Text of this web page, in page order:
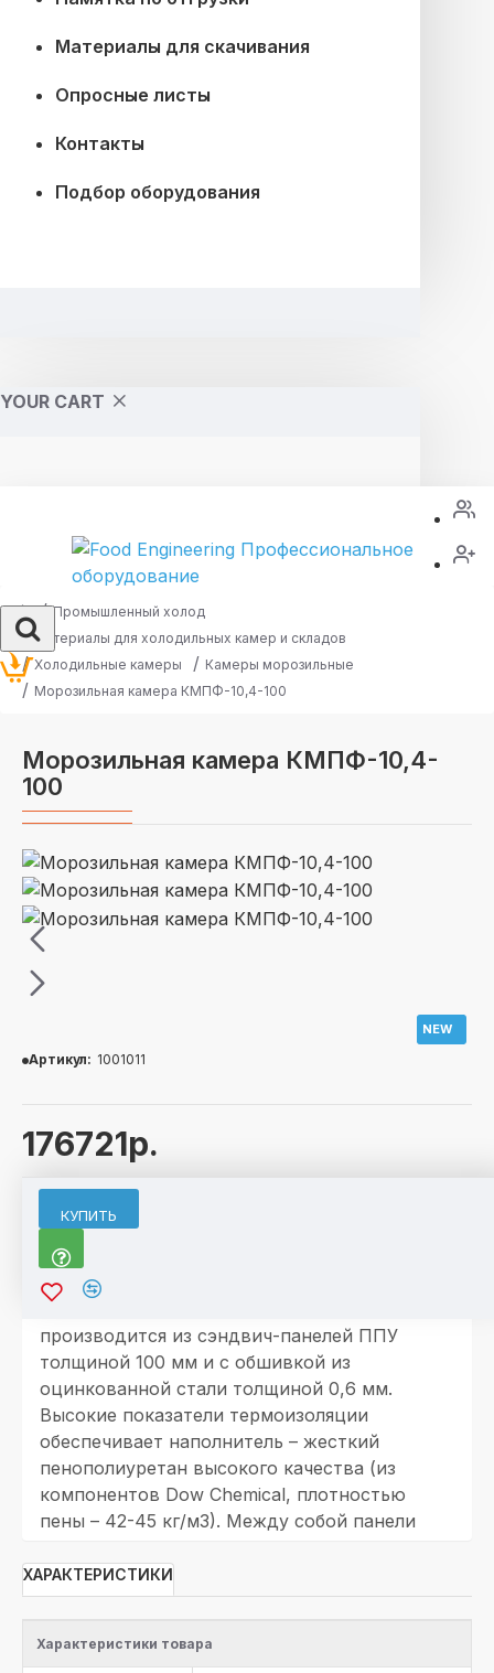
Материалы для скачивания
Опросные листы
Контакты
Подбор оборудования
YOUR CART
Промышленный холод
Материалы для холодильных камер и складов
Холодильные камеры
Камеры морозильные
Морозильная камера КМПФ-10,4-100
Морозильная камера КМПФ-10,4-
100
NEW
176721р.
Артикул: 1001011
КУПИТЬ
ОПИСАНИЕ
Конструкция холодильной камеры
Морозильная камера КМПФ-9,3-100
производится из сэндвич-панелей ППУ
толщиной 100 мм и с обшивкой из
оцинкованной стали толщиной 0,6 мм.
Высокие показатели термоизоляции
обеспечивает наполнитель – жесткий
пенополиуретан высокого качества (из
компонентов Dow Chemical, плотностью
пены – 42-45 кг/м3). Между собой панели
модульным способом - двойной «шип-паз»,
который способствует ликвидации
соединение панелей, а также позволяет
ХАРАКТЕРИСТИКИ
Характеристики товара